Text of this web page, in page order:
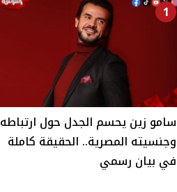
1
سامو زين يحسم الجدل حول ارتباطه
وجنسيته المصرية.. الحقيقة كاملة
في بيان رسمي